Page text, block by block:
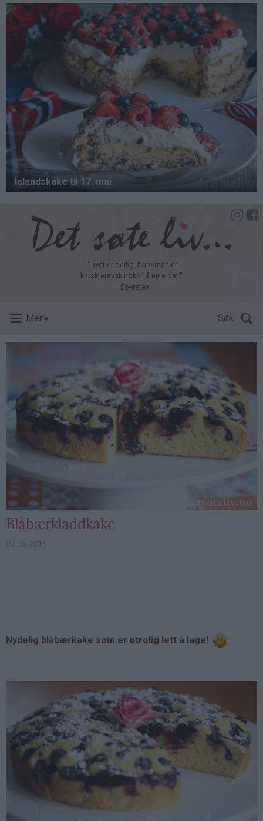
Hopp
hovedinnhold
"Livet er deilig, bare man er
karaktersvak nok til å nyte det."
– Sokrates
Meny Søk
Blåbærkladdkake
07.09.2016
Nydelig blåbærkake som er utrolig lett å lage!